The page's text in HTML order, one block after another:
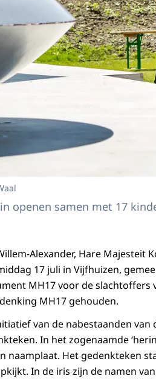
openen samen met 17
Alexander, Hare Majesteit
17 juli in Vijfhuizen,
MH17 voor de slachtoffers
MH17 gehouden.
van de nabestaanden
In het zogenaamde
naamplaat. Het gedenkteken
In de iris zijn de namen